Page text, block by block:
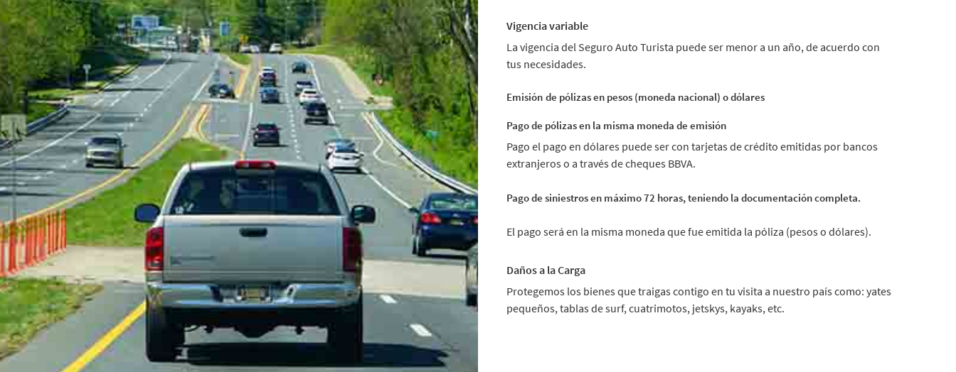
Vigencia variable
La vigencia del Seguro Auto Turista puede ser menor a un año, de acuerdo con
tus necesidades.
Emisión de pólizas en pesos (moneda nacional) o dólares
Pago de pólizas en la misma moneda de emisión
Pago el pago en dólares puede ser con tarjetas de crédito emitidas por bancos
extranjeros o a través de cheques BBVA.
Pago de siniestros en máximo 72 horas, teniendo la documentación completa.
El pago será en la misma moneda que fue emitida la póliza (pesos o dólares).
Daños a la Carga
Protegemos los bienes que traigas contigo en tu visita a nuestro país como: yates
pequeños, tablas de surf, cuatrimotos, jetskys, kayaks, etc.